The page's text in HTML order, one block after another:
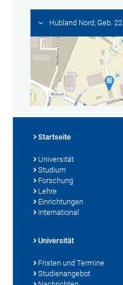
Hubland Nord, Geb. 22
Startseite
Universität
Studium
Forschung
Lehre
Einrichtungen
International
Universität
Fristen und Termine
Studienangebot